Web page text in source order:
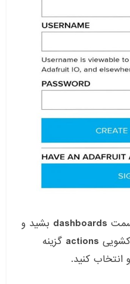
dashboards بشید و
گزینه
انتخاب کنید.